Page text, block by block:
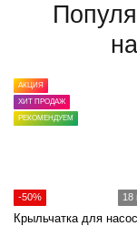
АКЦИЯ
ХИТ ПРОДАЖ
РЕКОМЕНДУЕМ
-50% 18
Крыльчатка для